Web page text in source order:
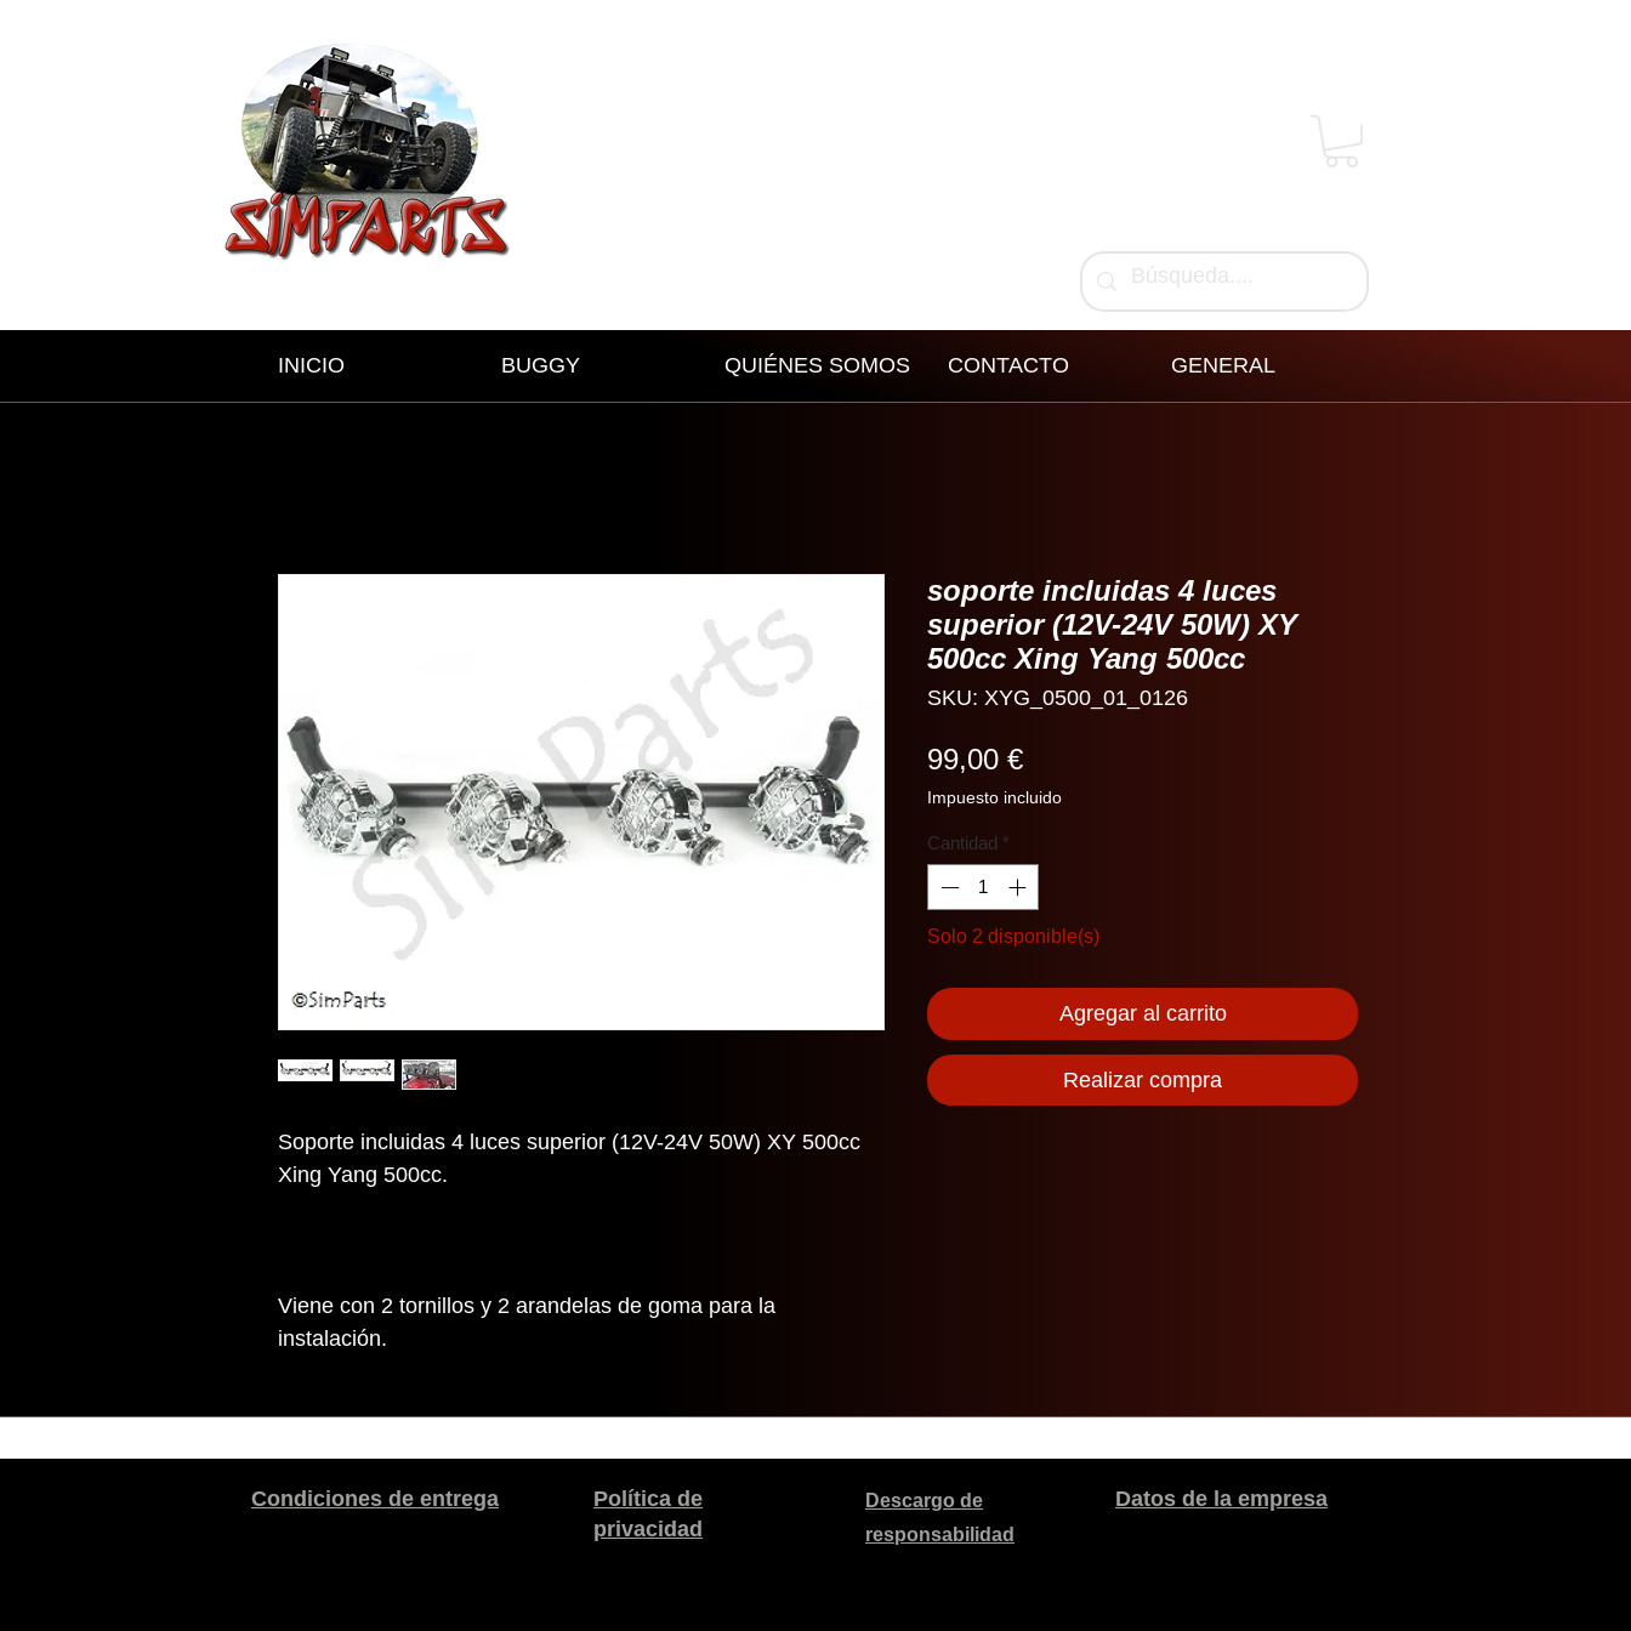
INICIO BUGGY QUIÉNES SOMOS CONTACTO GENERAL
Soporte incluidas 4 luces superior (12V-24V 50W) XY 500cc
Xing Yang 500cc.
Viene con 2 tornillos y 2 arandelas de goma para la
instalación.
soporte incluidas 4 luces
superior (12V-24V 50W) XY
500cc Xing Yang 500cc
SKU: XYG_0500_01_0126
99,00 €Precio
Impuesto incluido
Cantidad *
Solo 2 disponible(s)
Agregar al carrito
Realizar compra
Condiciones de entrega
Política de
privacidad
Descargo de
responsabilidad
Datos de la empresa